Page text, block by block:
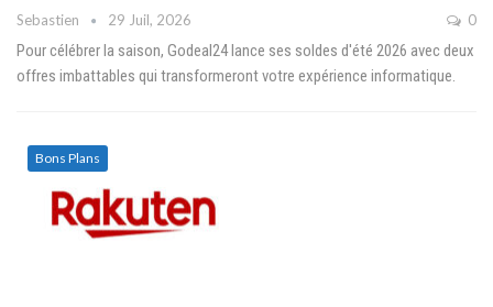
Sebastien 29 Juil, 2026 0
Pour célébrer la saison, Godeal24 lance ses soldes d'été 2026 avec deux
offres imbattables qui transformeront votre expérience informatique.
Bons Plans